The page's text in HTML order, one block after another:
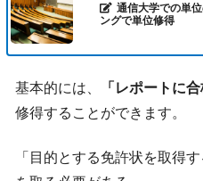
通信大学での単
ングで単位修得
基本的には、 「レポートに
修得することができます。
「目的とする免許状を取得